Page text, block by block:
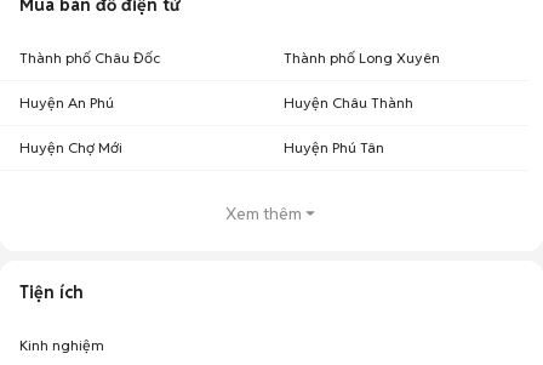
Mua bán đồ điện tử
Thành phố Châu Đốc Thành phố Long Xuyên
Huyện An Phú Huyện Châu Thành
Huyện Chợ Mới Huyện Phú Tân
Xem thêm
Tiện ích
Kinh nghiệm